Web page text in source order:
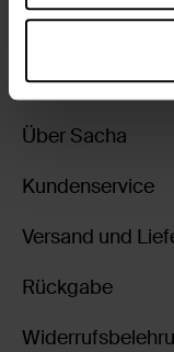
verwendet, finden
zurückgehen
Über Sacha
Kundenservice
Versand und
Rückgabe